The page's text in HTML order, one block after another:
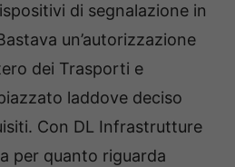
di segnalazione in
un’autorizzazione
dei Trasporti e
laddove deciso
Con DL Infrastrutture
per quanto riguarda